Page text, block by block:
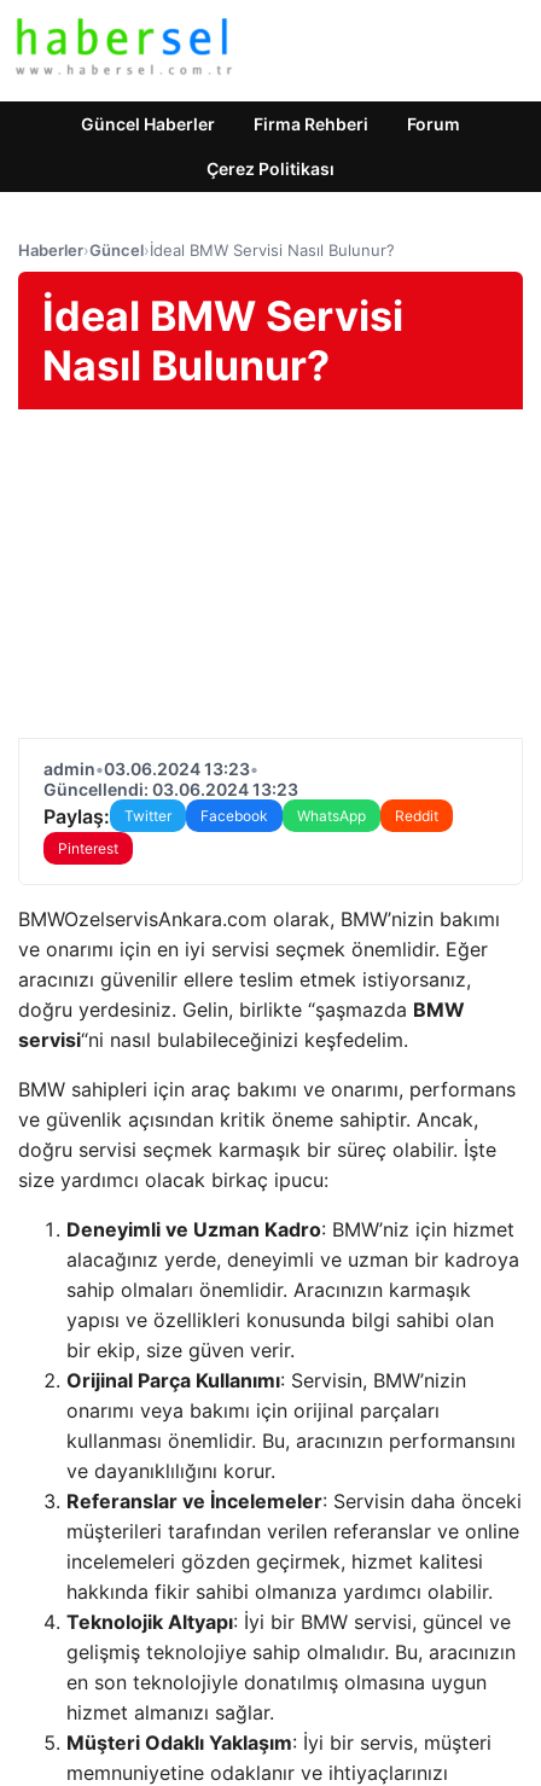
Güncel Haberler Firma Rehberi Forum
Çerez Politikası
Haberler›Güncel›İdeal BMW Servisi Nasıl Bulunur?
İdeal BMW Servisi
Nasıl Bulunur?
admin•03.06.2024 13:23•
Güncellendi: 03.06.2024 13:23
Paylaş: Twitter Facebook WhatsApp
Reddit
Pinterest
BMWOzelservisAnkara.com olarak, BMW’nizin bakımı
ve onarımı için en iyi servisi seçmek önemlidir. Eğer
aracınızı güvenilir ellere teslim etmek istiyorsanız,
doğru yerdesiniz. Gelin, birlikte “şaşmazda BMW
servisi“ni nasıl bulabileceğinizi keşfedelim.
BMW sahipleri için araç bakımı ve onarımı, performans
ve güvenlik açısından kritik öneme sahiptir. Ancak,
doğru servisi seçmek karmaşık bir süreç olabilir. İşte
size yardımcı olacak birkaç ipucu:
Deneyimli ve Uzman Kadro: BMW’niz için hizmet
alacağınız yerde, deneyimli ve uzman bir kadroya
sahip olmaları önemlidir. Aracınızın karmaşık
yapısı ve özellikleri konusunda bilgi sahibi olan
bir ekip, size güven verir.
Orijinal Parça Kullanımı: Servisin, BMW’nizin
onarımı veya bakımı için orijinal parçaları
kullanması önemlidir. Bu, aracınızın performansını
ve dayanıklılığını korur.
Referanslar ve İncelemeler: Servisin daha önceki
müşterileri tarafından verilen referanslar ve online
incelemeleri gözden geçirmek, hizmet kalitesi
hakkında fikir sahibi olmanıza yardımcı olabilir.
Teknolojik Altyapı: İyi bir BMW servisi, güncel ve
gelişmiş teknolojiye sahip olmalıdır. Bu, aracınızın
en son teknolojiyle donatılmış olmasına uygun
hizmet almanızı sağlar.
Müşteri Odaklı Yaklaşım: İyi bir servis, müşteri
memnuniyetine odaklanır ve ihtiyaçlarınızı